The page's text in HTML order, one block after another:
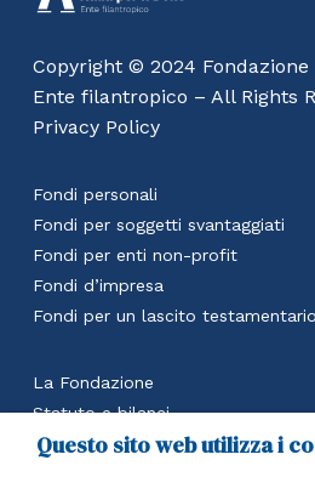
Copyright © 2024
Ente filantropico – All Rights
Privacy Policy
Fondi personali
Fondi per soggetti svantaggiati
Fondi per enti non-profit
Fondi d’impresa
Fondi per un lascito testamentario
La Fondazione
Statuto e bilanci
Calcola il beneficio fiscale
Questo sito web utilizza i